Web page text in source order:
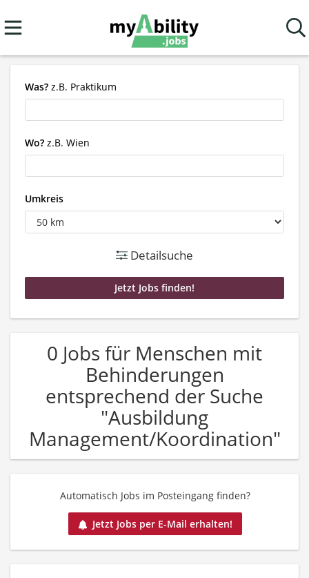
Was? z.B. Praktikum
Wo? z.B. Wien
Umkreis
Detailsuche
0 Jobs für Menschen mit
Behinderungen
entsprechend der Suche
"Ausbildung
Management/Koordination"
Automatisch Jobs im Posteingang finden?
Jetzt Jobs per E-Mail erhalten!